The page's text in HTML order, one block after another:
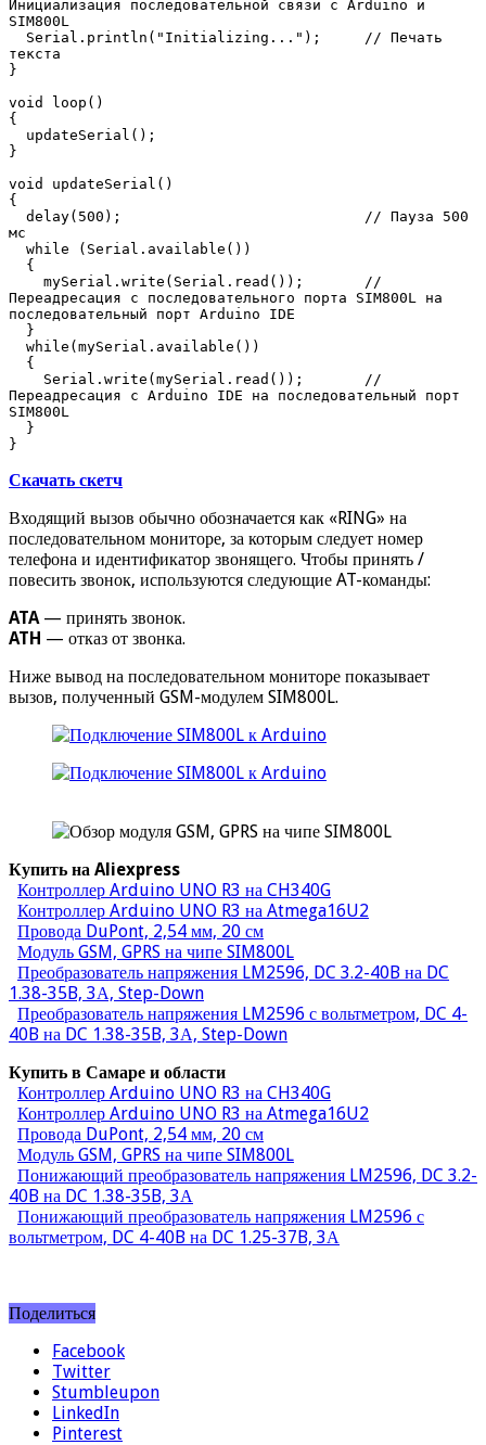
Инициализация последовательной связи с Arduino и
SIM800L
текста
}
void loop()
{
}
void updateSerial()
{
мс
Переадресация с последовательного порта SIM800L на
последовательный порт Arduino IDE
Переадресация c Arduino IDE на последовательный порт
SIM800L
}
Скачать скетч
Входящий вызов обычно обозначается как «RING» на
последовательном мониторе, за которым следует номер
телефона и идентификатор звонящего. Чтобы принять /
повесить звонок, используются следующие AT-команды:
ATA— принять звонок.
ATH — отказ от звонка.
Ниже вывод на последовательном мониторе показывает
вызов, полученный GSM-модулем SIM800L.
Купить на Aliexpress
Контроллер Arduino UNO R3 на CH340G
Контроллер Arduino UNO R3 на Atmega16U2
Провода DuPont, 2,54 мм, 20 см
Модуль GSM, GPRS на чипе SIM800L
Преобразователь напряжения LM2596, DC 3.2-40B на DC
1.38-35B, 3А, Step-Down
Преобразователь напряжения LM2596 с вольтметром, DC 4-
40B на DC 1.38-35B, 3А, Step-Down
Купить в Самаре и области
Контроллер Arduino UNO R3 на CH340G
Контроллер Arduino UNO R3 на Atmega16U2
Провода DuPont, 2,54 мм, 20 см
Модуль GSM, GPRS на чипе SIM800L
Понижающий преобразователь напряжения LM2596, DC 3.2-
40B на DC 1.38-35B, 3А
Понижающий преобразователь напряжения LM2596 с
вольтметром, DC 4-40B на DC 1.25-37B, 3А
Поделиться
Facebook
Twitter
Stumbleupon
LinkedIn
Pinterest